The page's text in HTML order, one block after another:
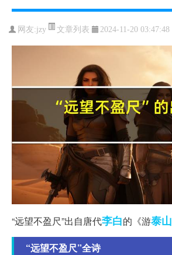
网友:jzy 文章列表 2024-11-20 03:47:48
“远望不盈尺”出自唐代李白的《游泰山
“远望不盈尺”全诗